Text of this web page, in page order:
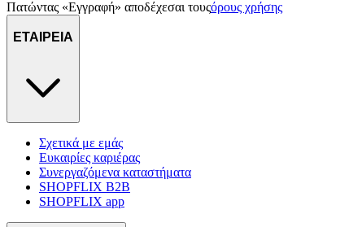
Πατώντας «Εγγραφή» αποδέχεσαι τουςόρους χρήσης
ΕΤΑΙΡΕΙΑ
Σχετικά με εμάς
Ευκαιρίες καριέρας
Συνεργαζόμενα καταστήματα
SHOPFLIX B2B
SHOPFLIX app